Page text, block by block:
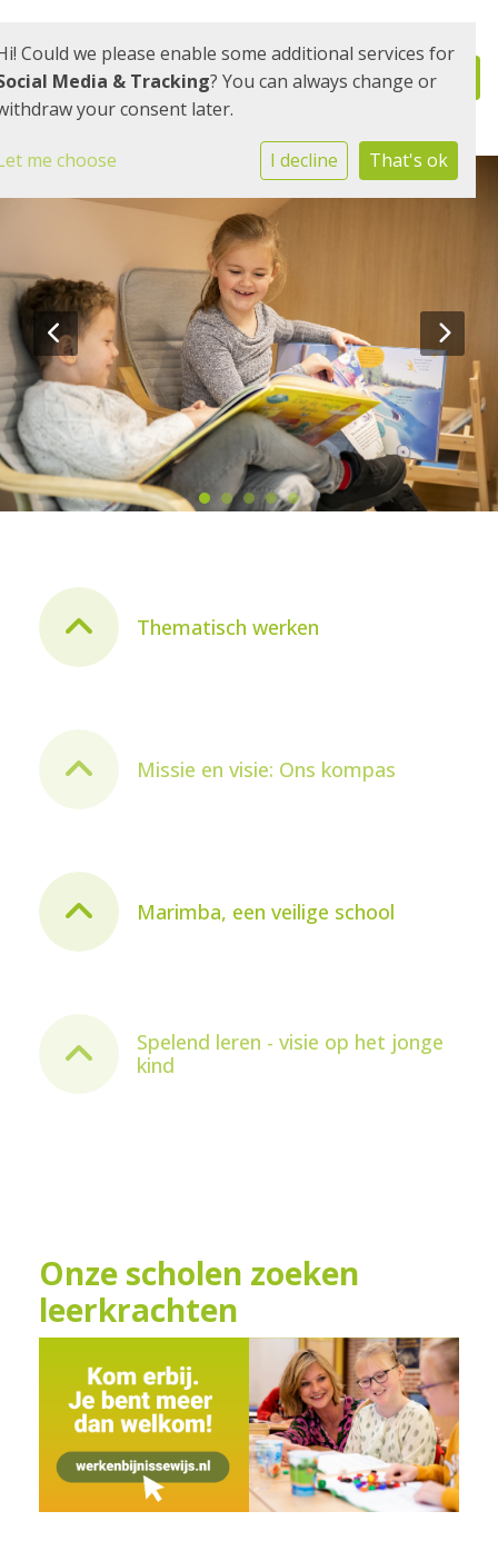
CBS Marimba
Het mooiste wat je kunt
Thematisch werken
Missie en visie: Ons kompas
Marimba, een veilige school
Spelend leren - visie op het jonge
kind
Onze scholen zoeken
leerkrachten
Could we please enable some additional services for
Media & Tracking? You can always change or
your consent later.
me choose I decline That's ok